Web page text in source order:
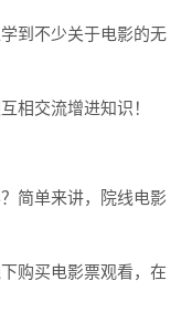
到不少关于电影的无
相交流增进知识！
简单来讲，院线电影
购买电影票观看，在